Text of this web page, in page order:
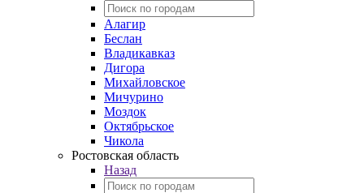
Алагир
Беслан
Владикавказ
Дигора
Михайловское
Мичурино
Моздок
Октябрьское
Чикола
Ростовская область
Назад